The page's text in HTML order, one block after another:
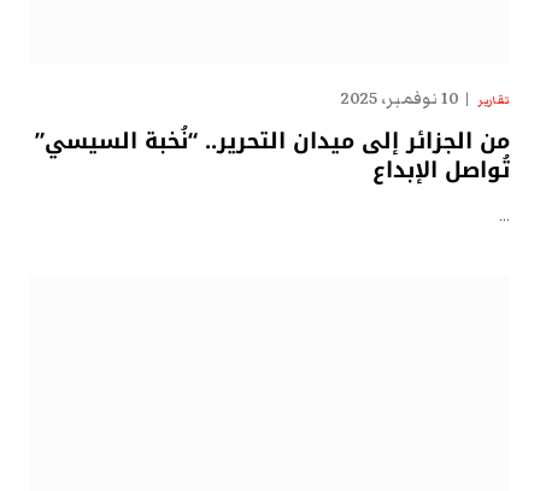
تقارير 10 نوفمبر، 2025
من الجزائر إلى ميدان التحرير.. “نُخبة السيسي”
تُواصل الإبداع
…